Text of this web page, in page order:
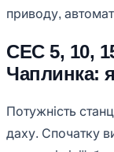
приводу,
СЕС 5, 10,
Чаплинка:
Потужність
даху. Спочатку